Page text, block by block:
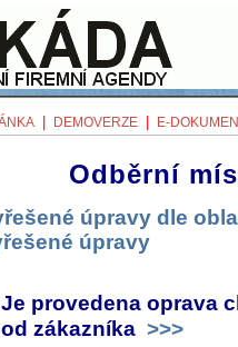
DEMOVERZE E-
Odběrní
úpravy dle
úpravy
Je provedena oprava
od zákazníka >>>